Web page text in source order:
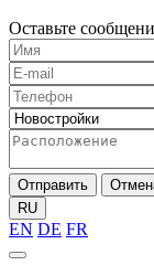
Оставьте
Отправить
RU
EN DE FR